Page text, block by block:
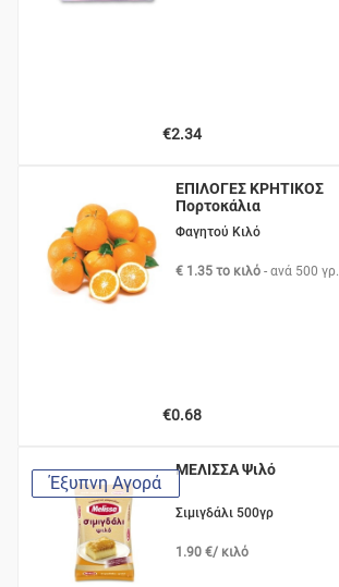
€2.34
ΕΠΙΛΟΓΕΣ ΚΡΗΤΙΚΟΣ
Πορτοκάλια
Φαγητού Κιλό
€ 1.35 το κιλό - ανά 500 γρ.
€0.68
Έξυπνη Αγορά
ΜΕΛΙΣΣΑ Ψιλό
Σιμιγδάλι 500γρ
1.90 €/ κιλό